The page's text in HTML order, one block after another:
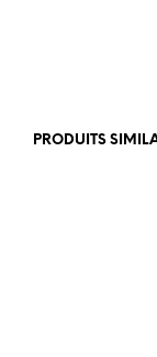
PRODUITS